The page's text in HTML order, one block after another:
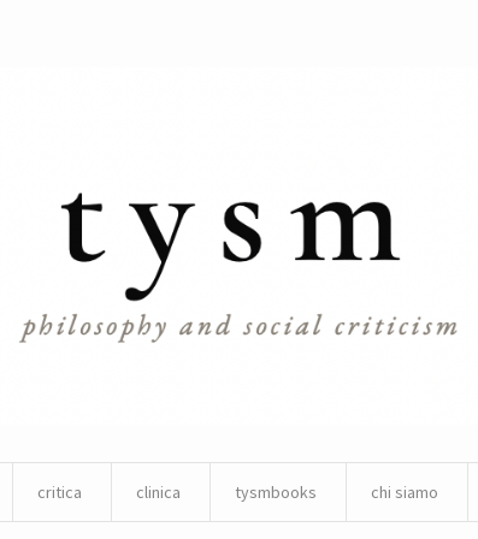
critica clinica tysmbooks chi siamo